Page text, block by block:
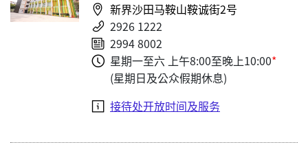
新界沙田马鞍山鞍诚街2号
2926 1222
2994 8002
星期一至六 上午8:00至晚上10:00*
(星期日及公众假期休息)
接待处开放时间及服务